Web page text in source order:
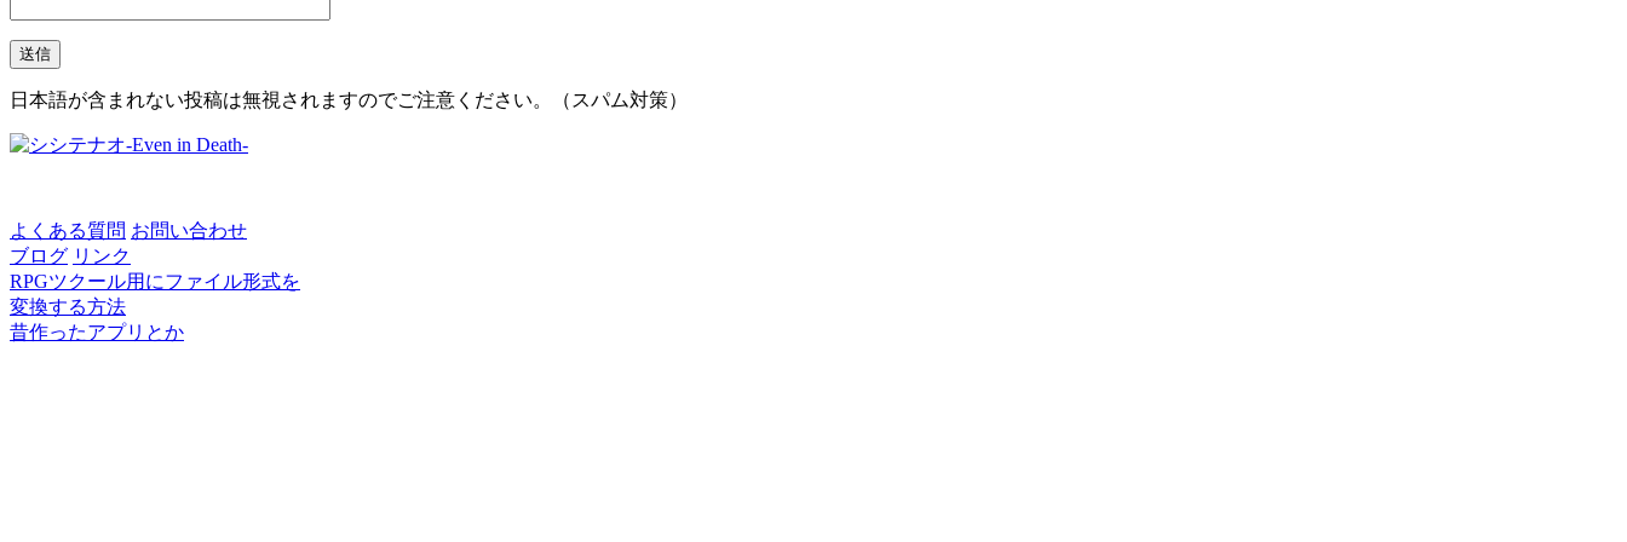
日本語が含まれない投稿は無視されますのでご注意ください。（スパム対策）
よくある質問 お問い合わせ
ブログ リンク
RPGツクール用にファイル形式を
変換する方法
昔作ったアプリとか